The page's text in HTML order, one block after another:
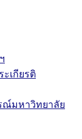
เกียรติ
ณ์มหาวิทยาลัย